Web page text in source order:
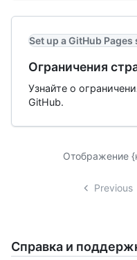
Set up a GitHub Pages
Ограничения
Узнайте о
GitHub.
Отображение
Previous
Справка и